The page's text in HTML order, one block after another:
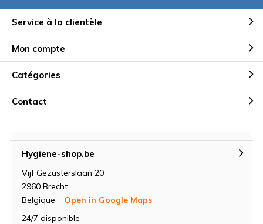
Service à la clientèle
Mon compte
Catégories
Contact
Hygiene-shop.be
Vijf Gezusterslaan 20
2960 Brecht
Belgique
Open in Google Maps
24/7 disponible